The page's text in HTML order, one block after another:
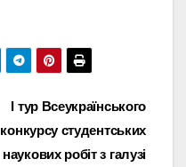
І тур Всеукраїнського
конкурсу студентських
наукових робіт з галузі